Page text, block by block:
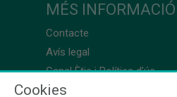
MÉS INFORMACIÓ
Contacte
Avís legal
Canal Ètic i Política d’ús
Cookies